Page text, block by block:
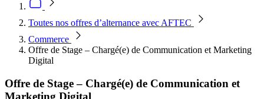
Toutes nos offres d’alternance avec AFTEC
Commerce
Offre de Stage – Chargé(e) de Communication et Marketing
Digital
Offre de Stage – Chargé(e) de Communication et
Marketing Digital